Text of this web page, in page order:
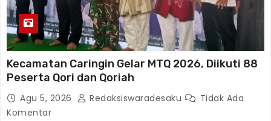
Kecamatan Caringin Gelar MTQ 2026, Diikuti 88
Peserta Qori dan Qoriah
Agu 5, 2026 Redaksiswaradesaku
Tidak Ada
Komentar